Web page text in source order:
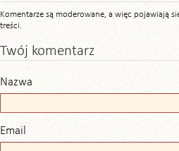
Komentarze są moderowane, a więc pojawiają
treści.
Twój komentarz
Nazwa
Email